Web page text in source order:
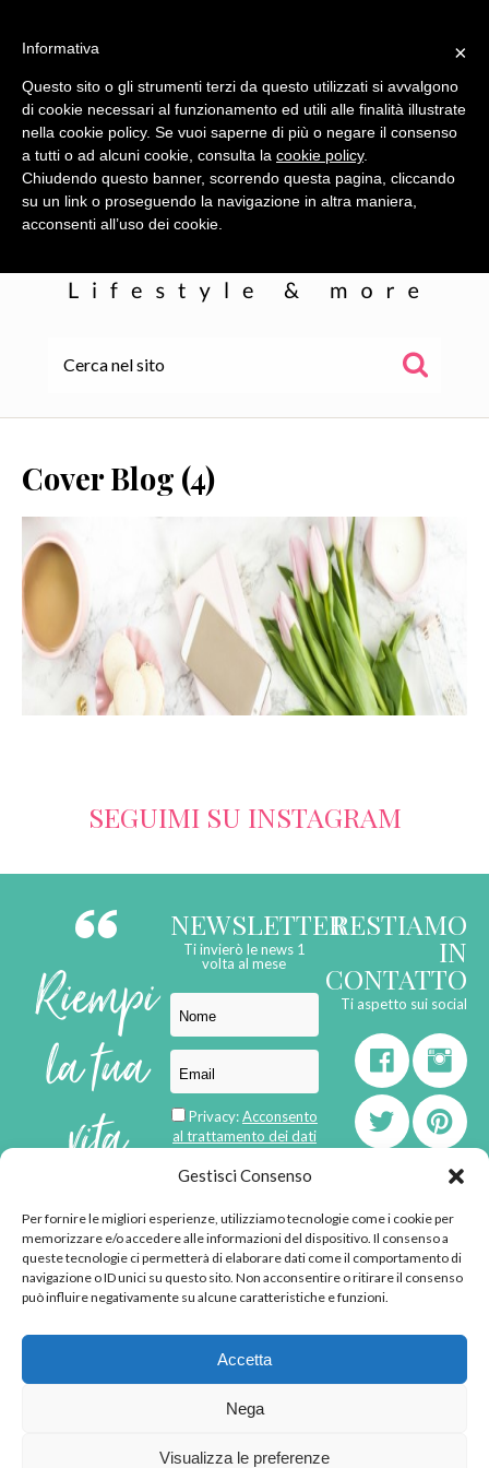
Gestisci Consenso
Per fornire le migliori esperienze, utilizziamo tecnologie come i cookie per
memorizzare e/o accedere alle informazioni del dispositivo. Il consenso a
queste tecnologie ci permetterà di elaborare dati come il comportamento di
navigazione o ID unici su questo sito. Non acconsentire o ritirare il consenso
può influire negativamente su alcune caratteristiche e funzioni.
Accetta
Nega
Visualizza le preferenze
WOR(L)DS
COLLABORAZIONI
CONTATTI
Cover Blog (4)
SEGUIMI SU INSTAGRAM
Riempi
la tua
vita
di
emozioni
P.IVA 02592570036 -
NEWSLETTER
Ti invierò le news 1
volta al mese
Privacy:Acconsento
al trattamento dei dati
RESTIAMO
IN
CONTATTO
Ti aspetto sui social
born inMaMaStudiOs
×
Informativa
Questo sito o gli strumenti terzi da questo utilizzati si avvalgono
di cookie necessari al funzionamento ed utili alle finalità illustrate
nella cookie policy. Se vuoi saperne di più o negare il consenso
a tutti o ad alcuni cookie, consulta la cookie policy.
Chiudendo questo banner, scorrendo questa pagina, cliccando
su un link o proseguendo la navigazione in altra maniera,
acconsenti all’uso dei cookie.